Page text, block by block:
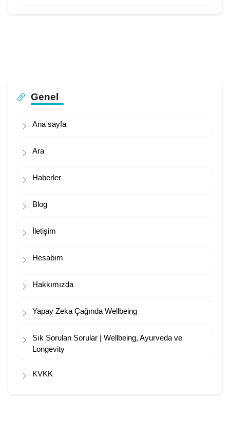
Genel
Ana sayfa
Ara
Haberler
Blog
İletişim
Hesabım
Hakkımızda
Yapay Zeka Çağında Wellbeing
Sık Sorulan Sorular | Wellbeing, Ayurveda ve
Longevity
KVKK